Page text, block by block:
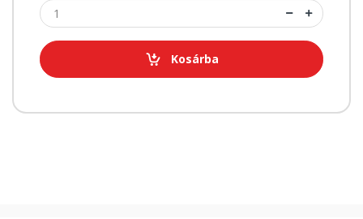
Kosárba